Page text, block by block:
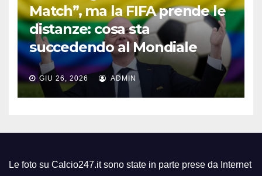
Match”, ma la FIFA prende le
distanze: cosa sta
succedendo al Mondiale
GIU 26, 2026 ADMIN
Le foto su Calcio247.it sono state in parte prese da Internet